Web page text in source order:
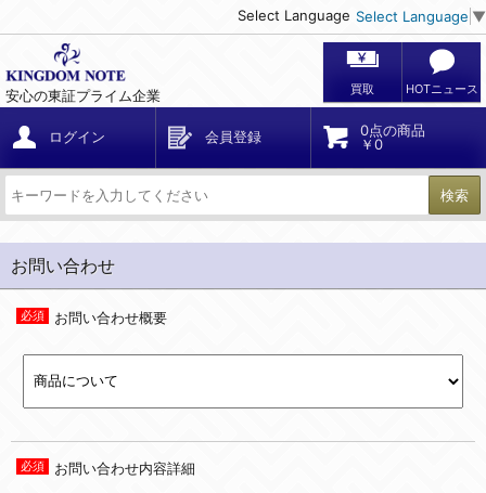
Select Language Select Language ▼
安心の東証プライム企業 買取 HOTニュース
ログイン 会員登録
0点の商品
￥0
検索
お問い合わせ
お問い合わせ概要
お問い合わせ内容詳細